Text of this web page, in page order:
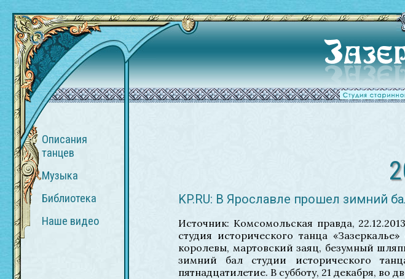
Описания
танцев
Музыка
Библиотека
Наше видео
KP.RU: В Ярославле прошел зимний
Источник: Комсомольская правда,
студия исторического танца
королевы, мартовский заяц, безумный
зимний бал студии исторического
пятнадцатилетие. В субботу, 21 декабря, во